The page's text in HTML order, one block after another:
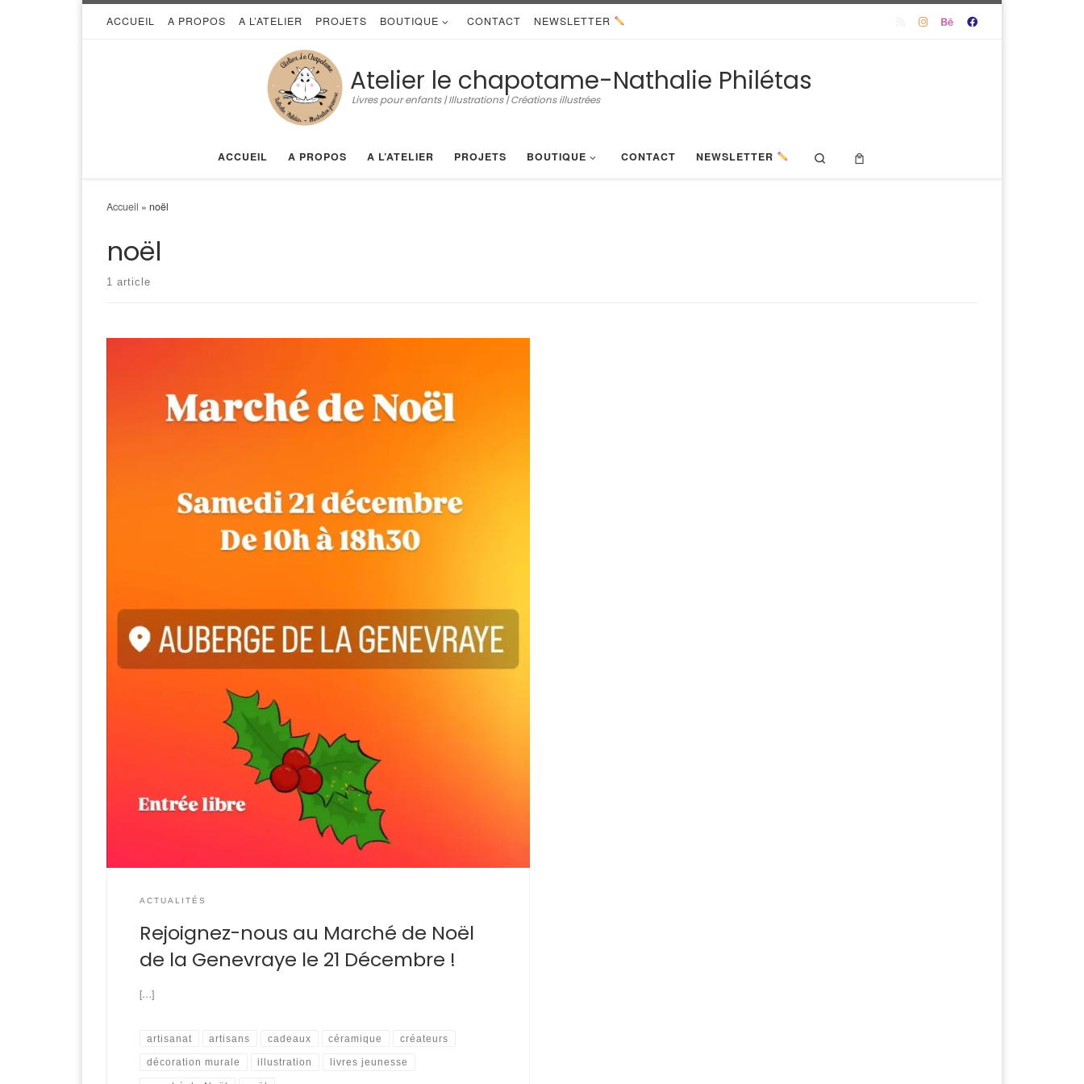
ACCUEIL A PROPOS A L’ATELIER PROJETS BOUTIQUE CONTACT NEWSLETTER
Atelier le chapotame-Nathalie Philétas
Livres pour enfants | Illustrations | Créations illustrées
ACCUEIL A PROPOS A L’ATELIER PROJETS BOUTIQUE CONTACT NEWSLETTER Search
Accueil » noël
noël
1 article
ACTUALITÉS
Rejoignez-nous au Marché de Noël
de la Genevraye le 21 Décembre !
[…]
artisanat artisans cadeaux céramique créateurs
décoration murale illustration livres jeunesse